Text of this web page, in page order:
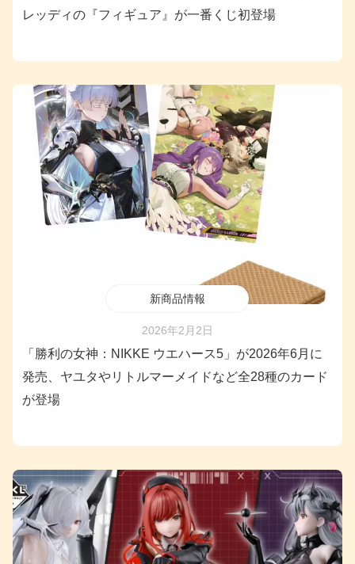
レッディの『フィギュア』が一番くじ初登場
新商品情報
2026年2月2日
「勝利の女神：NIKKE ウエハース5」が2026年6月に
発売、ヤユタやリトルマーメイドなど全28種のカード
が登場